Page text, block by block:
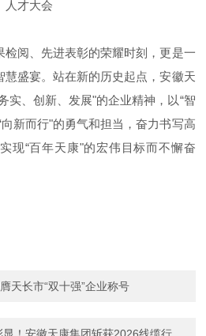
检阅、先进表彰的荣耀时刻，更是一
慧盛宴。站在新的历史起点，安徽天
实、创新、发展"的企业精神，以“智
新而行"的勇气和担当，奋力书写高
现“百年天康"的宏伟目标而不懈奋
天长市“双十强”企业称号